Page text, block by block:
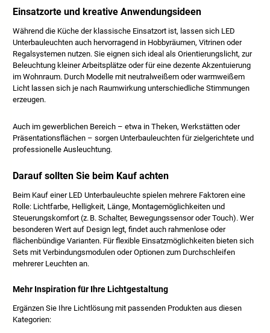
Einsatzorte und kreative Anwendungsideen
Während die Küche der klassische Einsatzort ist, lassen sich LED
Unterbauleuchten auch hervorragend in Hobbyräumen, Vitrinen oder
Regalsystemen nutzen. Sie eignen sich ideal als Orientierungslicht, zur
Beleuchtung kleiner Arbeitsplätze oder für eine dezente Akzentuierung
im Wohnraum. Durch Modelle mit neutralweißem oder warmweißem
Licht lassen sich je nach Raumwirkung unterschiedliche Stimmungen
erzeugen.
Auch im gewerblichen Bereich – etwa in Theken, Werkstätten oder
Präsentationsflächen – sorgen Unterbauleuchten für zielgerichtete und
professionelle Ausleuchtung.
Darauf sollten Sie beim Kauf achten
Beim Kauf einer LED Unterbauleuchte spielen mehrere Faktoren eine
Rolle: Lichtfarbe, Helligkeit, Länge, Montagemöglichkeiten und
Steuerungskomfort (z. B. Schalter, Bewegungssensor oder Touch). Wer
besonderen Wert auf Design legt, findet auch rahmenlose oder
flächenbündige Varianten. Für flexible Einsatzmöglichkeiten bieten sich
Sets mit Verbindungsmodulen oder Optionen zum Durchschleifen
mehrerer Leuchten an.
Mehr Inspiration für Ihre Lichtgestaltung
Ergänzen Sie Ihre Lichtlösung mit passenden Produkten aus diesen
Kategorien: